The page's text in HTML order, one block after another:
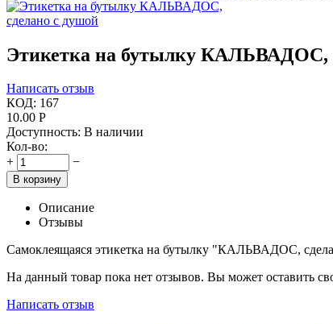
Этикетка на бутылку КАЛЬВАДОС,
Написать отзыв
КОД: 167
10.00 Р
Доступность: В наличии
Кол-во:
+
−
В корзину
Описание
Отзывы
Самоклеящаяся этикетка на бутылку "КАЛЬВАДОС,
На данный товар пока нет отзывов. Вы может оставить
Написать отзыв